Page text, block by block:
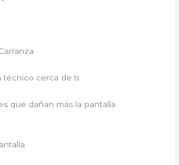
técnico cerca de ti.
que dañan más la pantalla